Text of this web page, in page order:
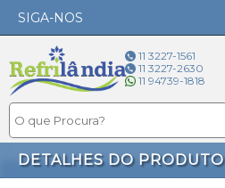
SIGA-NOS
11 3227-1561
11 3227-2630
11 94739-1818
DETALHES DO PRODUTO